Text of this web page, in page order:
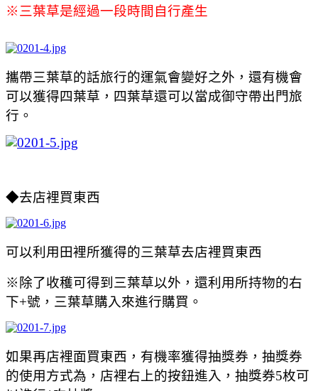
※三葉草是經過一段時間自行產生
攜帶三葉草的話旅行的運氣會變好之外，還有機會
可以獲得四葉草，四葉草還可以當成御守帶出門旅
行。
◆去店裡買東西
可以利用田裡所獲得的三葉草去店裡買東西
※除了收穫可得到三葉草以外，還利用所持物的右
下+號，三葉草購入來進行購買。
如果再店裡面買東西，有機率獲得抽獎券，抽獎券
的使用方式為，店裡右上的按鈕進入，抽獎券5枚可